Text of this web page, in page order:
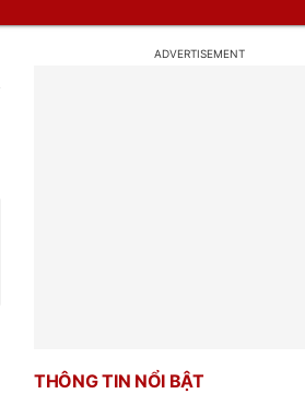
THÔNG TIN NỔI BẬT